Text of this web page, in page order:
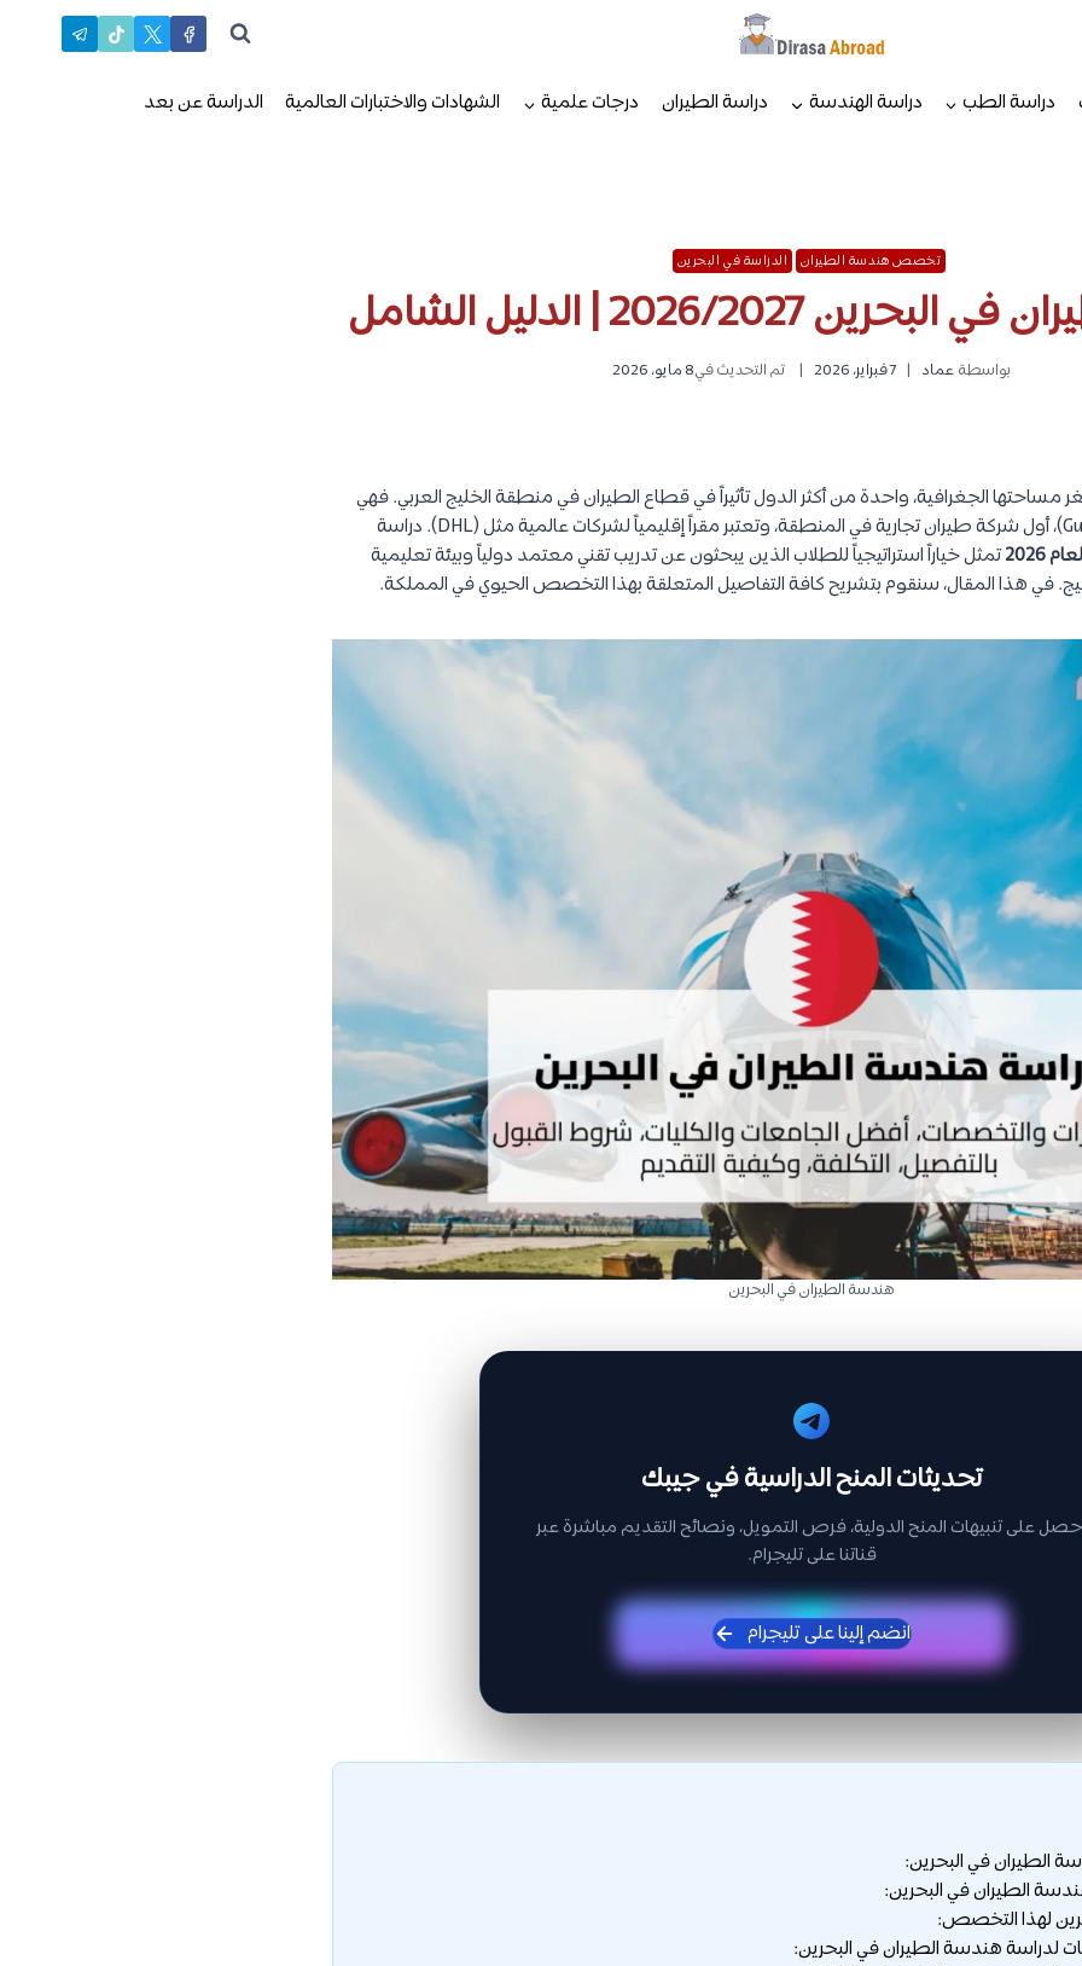
دراسة الطب دراسة الهندسة دراسة الطيران درجات علمية الشهادات والاختبارات العالمية الدراسة عن بعد
تخصص هندسة الطيران الدراسة في البحرين
2026/2027 | الدليل الشامل
بواسطة عماد 7 فبراير، 2026 تم التحديث في8 مايو، 2026
الجغرافية، واحدة من أكثر الدول تأثيراً في قطاع الطيران في منطقة الخليج العربي. فهي
تمثل خياراً استراتيجياً للطلاب الذين يبحثون عن تدريب تقني معتمد دولياً وبيئة تعليمية
في هذا المقال، سنقوم بتشريح كافة التفاصيل المتعلقة بهذا التخصص الحيوي في المملكة.
هندسة الطيران في البحرين
تحديثات المنح الدراسية في جيبك
على تنبيهات المنح الدولية، فرص التمويل، ونصائح التقديم مباشرة عبر
قناتنا على تليجرام.
انضم إلينا على تليجرام
الطيران في البحرين:
الطيران في البحرين:
لهذا التخصص:
هندسة الطيران في البحرين: